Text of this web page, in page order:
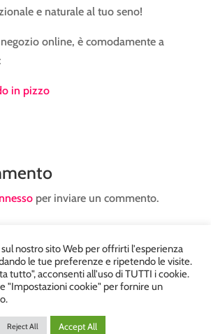
e naturale al tuo seno!
online, è comodamente a
in pizzo
per inviare un commento.
– via Carducci, 12 – Chiavenna –
– Tel. 0343 36560 – Sito
nostro sito Web per offrirti l'esperienza
le tue preferenze e ripetendo le visite.
tutto", acconsenti all'uso di TUTTI i cookie.
"Impostazioni cookie" per fornire un
Reject All Accept All